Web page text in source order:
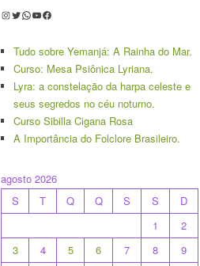
Instagram
Twitter
WhatsApp
Youtube
Facebook
Tudo sobre Yemanjá: A Rainha do Mar.
Curso: Mesa Psiônica Lyriana.
Lyra: a constelação da harpa celeste e
seus segredos no céu noturno.
Curso Sibilla Cigana Rosa
A Importância do Folclore Brasileiro.
agosto 2026
S
T Q Q S S
D
1
2
3
4 5 6 7 8
9